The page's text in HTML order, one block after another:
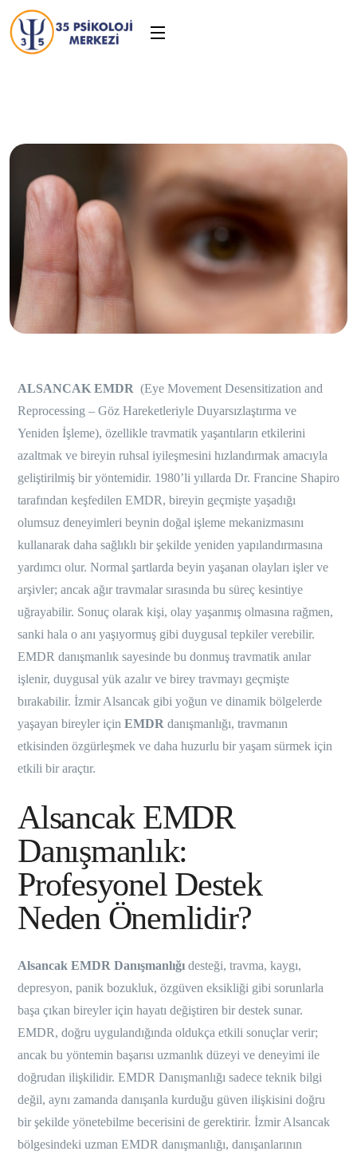
ALSANCAK EMDR (Eye Movement Desensitization and
Reprocessing – Göz Hareketleriyle Duyarsızlaştırma ve
Yeniden İşleme), özellikle travmatik yaşantıların etkilerini
azaltmak ve bireyin ruhsal iyileşmesini hızlandırmak amacıyla
geliştirilmiş bir yöntemidir. 1980’li yıllarda Dr. Francine Shapiro
tarafından keşfedilen EMDR, bireyin geçmişte yaşadığı
olumsuz deneyimleri beynin doğal işleme mekanizmasını
kullanarak daha sağlıklı bir şekilde yeniden yapılandırmasına
yardımcı olur. Normal şartlarda beyin yaşanan olayları işler ve
arşivler; ancak ağır travmalar sırasında bu süreç kesintiye
uğrayabilir. Sonuç olarak kişi, olay yaşanmış olmasına rağmen,
sanki hala o anı yaşıyormuş gibi duygusal tepkiler verebilir.
EMDR danışmanlık sayesinde bu donmuş travmatik anılar
işlenir, duygusal yük azalır ve birey travmayı geçmişte
bırakabilir. İzmir Alsancak gibi yoğun ve dinamik bölgelerde
yaşayan bireyler için EMDR danışmanlığı, travmanın
etkisinden özgürleşmek ve daha huzurlu bir yaşam sürmek için
etkili bir araçtır.
Alsancak EMDR
Danışmanlık:
Profesyonel Destek
Neden Önemlidir?
Alsancak EMDR Danışmanlığı desteği, travma, kaygı,
depresyon, panik bozukluk, özgüven eksikliği gibi sorunlarla
başa çıkan bireyler için hayatı değiştiren bir destek sunar.
EMDR, doğru uygulandığında oldukça etkili sonuçlar verir;
ancak bu yöntemin başarısı uzmanlık düzeyi ve deneyimi ile
doğrudan ilişkilidir. EMDR Danışmanlığı sadece teknik bilgi
değil, aynı zamanda danışanla kurduğu güven ilişkisini doğru
bir şekilde yönetebilme becerisini de gerektirir. İzmir Alsancak
bölgesindeki uzman EMDR danışmanlığı, danışanlarının